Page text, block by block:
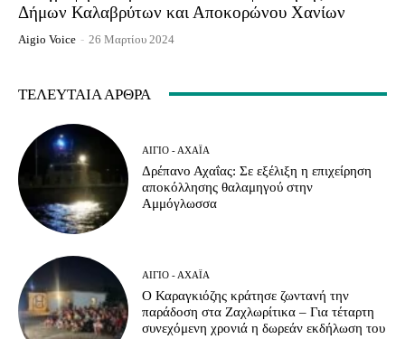
Δήμων Καλαβρύτων και Αποκορώνου Χανίων
Aigio Voice - 26 Μαρτίου 2024
ΤΕΛΕΥΤΑΊΑ ΆΡΘΡΑ
ΑΊΓΙΟ - ΑΧΑΪ́Α
Δρέπανο Αχαΐας: Σε εξέλιξη η επιχείρηση
αποκόλλησης θαλαμηγού στην
Αμμόγλωσσα
ΑΊΓΙΟ - ΑΧΑΪ́Α
Ο Καραγκιόζης κράτησε ζωντανή την
παράδοση στα Ζαχλωρίτικα – Για τέταρτη
συνεχόμενη χρονιά η δωρεάν εκδήλωση του